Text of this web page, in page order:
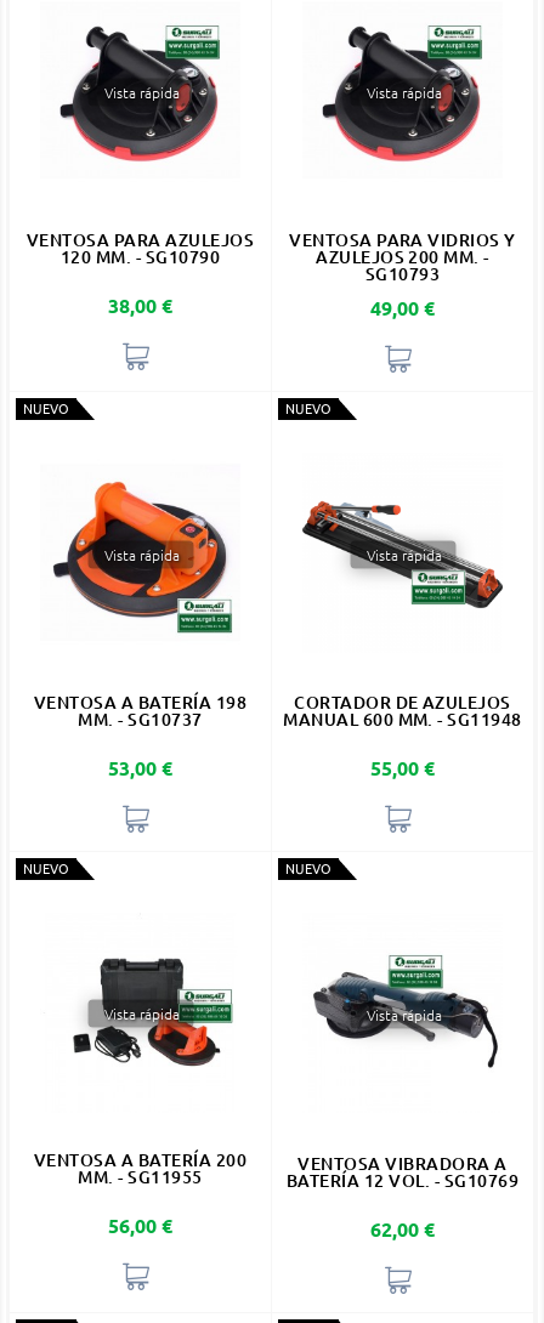
Vista rápida
VENTOSA PARA AZULEJOS
120 MM. - SG10790
Precio
38,00 €
Vista rápida
VENTOSA PARA VIDRIOS Y
AZULEJOS 200 MM. -
SG10793
Precio
49,00 €
NUEVO
Vista rápida
VENTOSA A BATERÍA 198
MM. - SG10737
Precio
53,00 €
NUEVO
Vista rápida
CORTADOR DE AZULEJOS
MANUAL 600 MM. - SG11948
Precio
55,00 €
NUEVO
Vista rápida
VENTOSA A BATERÍA 200
MM. - SG11955
Precio
56,00 €
NUEVO
Vista rápida
VENTOSA VIBRADORA A
BATERÍA 12 VOL. - SG10769
Precio
62,00 €